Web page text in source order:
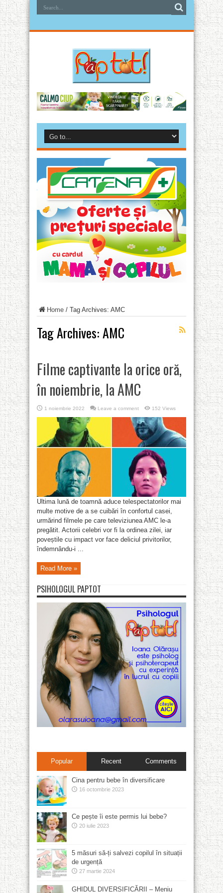
Home / Tag Archives: AMC
Tag Archives:AMC
Filme captivante la orice oră,
în noiembrie, la AMC
1 noiembrie 2022 Leave a comment 152 Views
Ultima lună de toamnă aduce telespectatorilor mai
multe motive de a se cuibări în confortul casei,
urmărind filmele pe care televiziunea AMC le-a
pregătit. Actorii celebri vor fi la ordinea zilei, iar
poveștile cu impact vor face deliciul privitorilor,
îndemnându-i ...
Read More »
PSIHOLOGUL PAPTOT
Popular Recent Comments
Cina pentru bebe în diversificare
16 octombrie 2023
Ce pește îi este permis lui bebe?
20 iulie 2023
5 măsuri să-ți salvezi copilul în situații
de urgență
27 martie 2024
GHIDUL DIVERSIFICĂRII – Meniu